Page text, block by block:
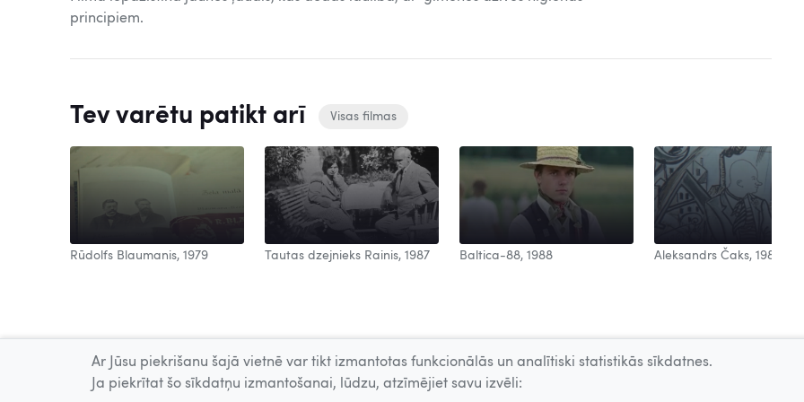
principiem.
Tev varētu patikt arī Visas filmas
Rūdolfs Blaumanis, 1979 Tautas dzejnieks Rainis, 1987 Baltica-88, 1988 Aleksandrs Čaks, 1988
Ar Jūsu piekrišanu šajā vietnē var tikt izmantotas funkcionālās un analītiski statistikās sīkdatnes.
Ja piekrītat šo sīkdatņu izmantošanai, lūdzu, atzīmējiet savu izvēli: